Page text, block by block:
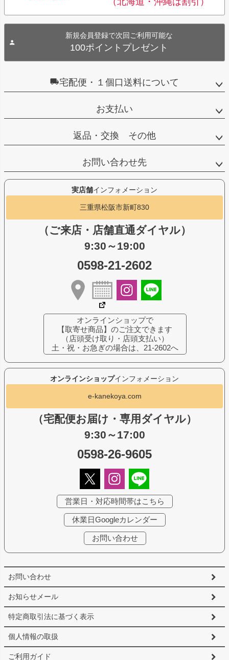
新規会員登録で次回ご利用可能な
100ポイントプレゼント
宅配便・１個口送料について
お支払い
返品・交換 その他
お問い合わせ先
お問い合わせ
お知らせメール
特定商取引法に基づく表示
個人情報の取扱
ご利用ガイド
オンラインショップインフォメーション
e-kanekoya.com
（宅配便お届け・専用ダイヤル）
9:30～17:00
0598-26-9605
営業日・対応時間帯はこちら
休業日Googleカレンダー
お問い合わせ
実店舗インフォメーション
三重県松阪市新町830
（ご来店・店舗直通ダイヤル）
9:30～19:00
0598-21-2602
オンラインショップで
【取寄せ商品】のご注文できます
（店頭受け取り・店頭支払い）
土・祝・お急ぎの場合は、21-2602へ